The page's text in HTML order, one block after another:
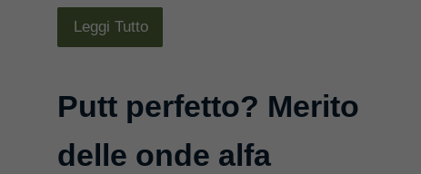
Leggi Tutto
Putt perfetto? Merito
delle onde alfa